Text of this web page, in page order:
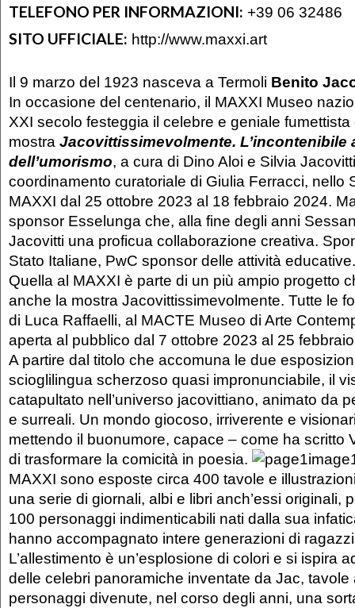
TELEFONO PER INFORMAZIONI: +39 06 32486
SITO UFFICIALE: http://www.maxxi.art
Il 9 marzo del 1923 nasceva a Termoli Benito
In occasione del centenario, il MAXXI Museo
XXI secolo festeggia il celebre e geniale fumettista
mostra Jacovittissimevolmente. L’incontenibile
dell’umorismo, a cura di Dino Aloi e Silvia
coordinamento curatoriale di Giulia Ferracci, nello
MAXXI dal 25 ottobre 2023 al 18 febbraio 2024.
sponsor Esselunga che, alla fine degli anni
Jacovitti una proficua collaborazione creativa.
Stato Italiane, PwC sponsor delle attività educative.
Quella al MAXXI è parte di un più ampio progetto
anche la mostra Jacovittissimevolmente. Tutte le
di Luca Raffaelli, al MACTE Museo di Arte
aperta al pubblico dal 7 ottobre 2023 al 25
A partire dal titolo che accomuna le due
scioglilingua scherzoso quasi impronunciabile, il
catapultato nell’universo jacovittiano, animato da
e surreali. Un mondo giocoso, irriverente e
mettendo il buonumore, capace – come ha scritto
di trasformare la comicità in poesia.
MAXXI sono esposte circa 400 tavole e
una serie di giornali, albi e libri anch’essi originali,
100 personaggi indimenticabili nati dalla sua
hanno accompagnato intere generazioni di
L’allestimento è un’esplosione di colori e si ispira
delle celebri panoramiche inventate da Jac, tavole
personaggi divenute, nel corso degli anni, una